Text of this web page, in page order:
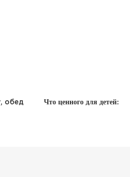
обед Что ценного для детей: